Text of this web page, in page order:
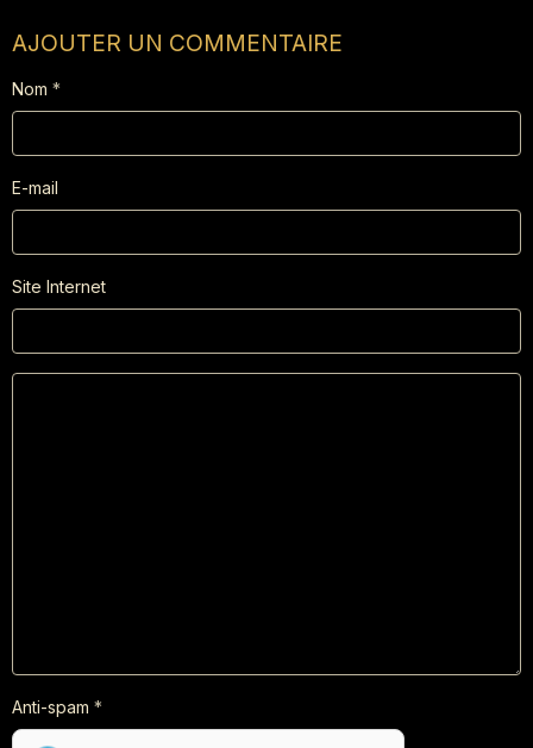
AJOUTER UN COMMENTAIRE
Nom
E-mail
Site Internet
Anti-spam